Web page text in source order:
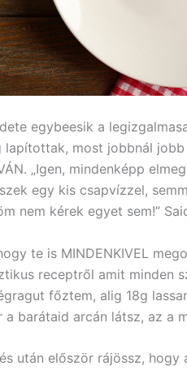
egybeesik a
most jobbnál
„Igen, mindenképp
egy kis csapvízzel,
nem kérek egyet sem!”
te is MINDENKIVEL
receptről amit minden
főztem, alig 18g
barátaid arcán látsz, az a
után először rájössz, hogy